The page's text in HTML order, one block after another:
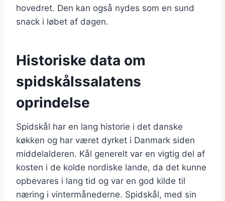
hovedret. Den kan også nydes som en sund
snack i løbet af dagen.
Historiske data om
spidskålssalatens
oprindelse
Spidskål har en lang historie i det danske
køkken og har været dyrket i Danmark siden
middelalderen. Kål generelt var en vigtig del af
kosten i de kolde nordiske lande, da det kunne
opbevares i lang tid og var en god kilde til
næring i vintermånederne. Spidskål, med sin